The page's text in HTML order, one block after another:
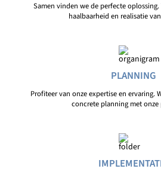
Samen vinden we de perfecte
haalbaarheid en realisatie
PLANNING
Profiteer van onze expertise en ervaring.
concrete planning met